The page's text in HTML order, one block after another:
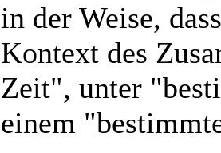
in der Weise,
Kontext des
Zeit", unter
einem